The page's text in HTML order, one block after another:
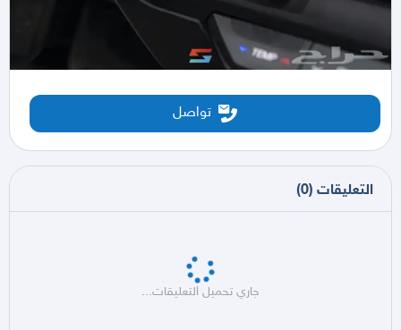
تواصل
التعليقات (
0
)
جاري تحميل التعليقات...